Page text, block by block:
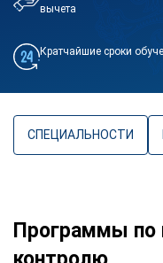
вычета
Кратчайшие сроки
СПЕЦИАЛЬНОСТИ
Программы по